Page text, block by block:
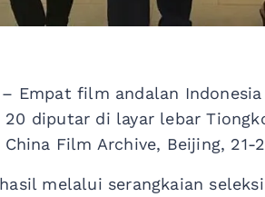
Empat film andalan
diputar di layar lebar
Film Archive, Beijing, 21-
melalui serangkaian